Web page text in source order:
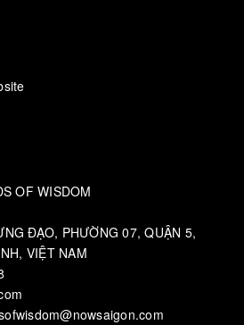
OF WISDOM
ĐẠO, PHƯỜNG 07, QUẬN 5,
VIỆT NAM